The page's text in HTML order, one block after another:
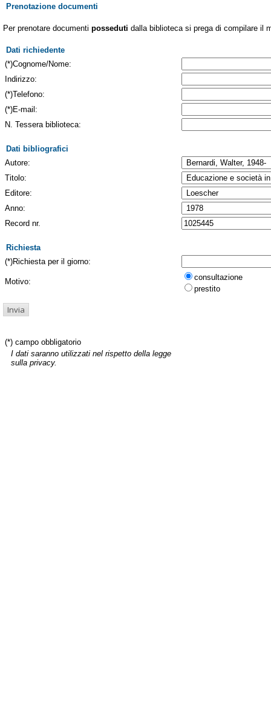
Prenotazione documenti
Per prenotare documenti posseduti dalla biblioteca si prega di compilare il
Dati richiedente
(*)Cognome/Nome:
Indirizzo:
(*)Telefono:
(*)E-mail:
N. Tessera biblioteca:
Dati bibliografici
Autore:
Titolo:
Editore:
Anno:
Record nr.
Richiesta
(*)Richiesta per il giorno:
Motivo:
consultazione
prestito
(*) campo obbligatorio
I dati saranno utilizzati nel rispetto della legge
sulla privacy.